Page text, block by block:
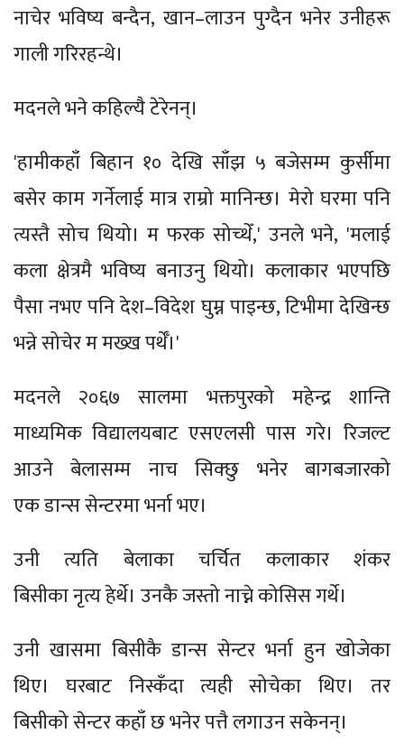
नाचेर भविष्य बन्दैन, खान–लाउन पुग्दैन भनेर उनीहरू
गाली गरिरहन्थे।
मदनले भने कहिल्यै टेरेनन्।
'हामीकहाँ बिहान १० देखि साँझ ५ बजेसम्म कुर्सीमा
बसेर काम गर्नेलाई मात्र राम्रो मानिन्छ। मेरो घरमा पनि
त्यस्तै सोच थियो। म फरक सोच्थेँ,' उनले भने, 'मलाई
कला क्षेत्रमै भविष्य बनाउनु थियो। कलाकार भएपछि
पैसा नभए पनि देश–विदेश घुम्न पाइन्छ, टिभीमा देखिन्छ
भन्ने सोचेर म मख्ख पर्थेँ।'
मदनले २०६७ सालमा भक्तपुरको महेन्द्र शान्ति
माध्यमिक विद्यालयबाट एसएलसी पास गरे। रिजल्ट
आउने बेलासम्म नाच सिक्छु भनेर बागबजारको
एक डान्स सेन्टरमा भर्ना भए।
उनी त्यति बेलाका चर्चित कलाकार शंकर
बिसीका नृत्य हेर्थे। उनकै जस्तो नाच्ने कोसिस गर्थे।
उनी खासमा बिसीकै डान्स सेन्टर भर्ना हुन खोजेका
थिए। घरबाट निस्कँदा त्यही सोचेका थिए। तर
बिसीको सेन्टर कहाँ छ भनेर पत्तै लगाउन सकेनन्।